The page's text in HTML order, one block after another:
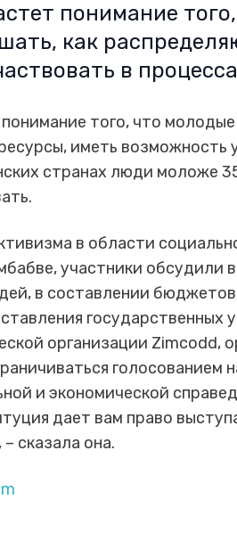
понимание
как
в
того, что
иметь возможность
странах люди моложе
в области
участники обсудили
в составлении
государственных
организации Zimcodd,
голосованием
и экономической
дает вам право
сказала она.